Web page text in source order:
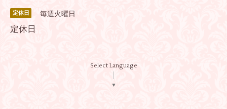
定休日 毎週火曜日
定休日
Select Language
▼